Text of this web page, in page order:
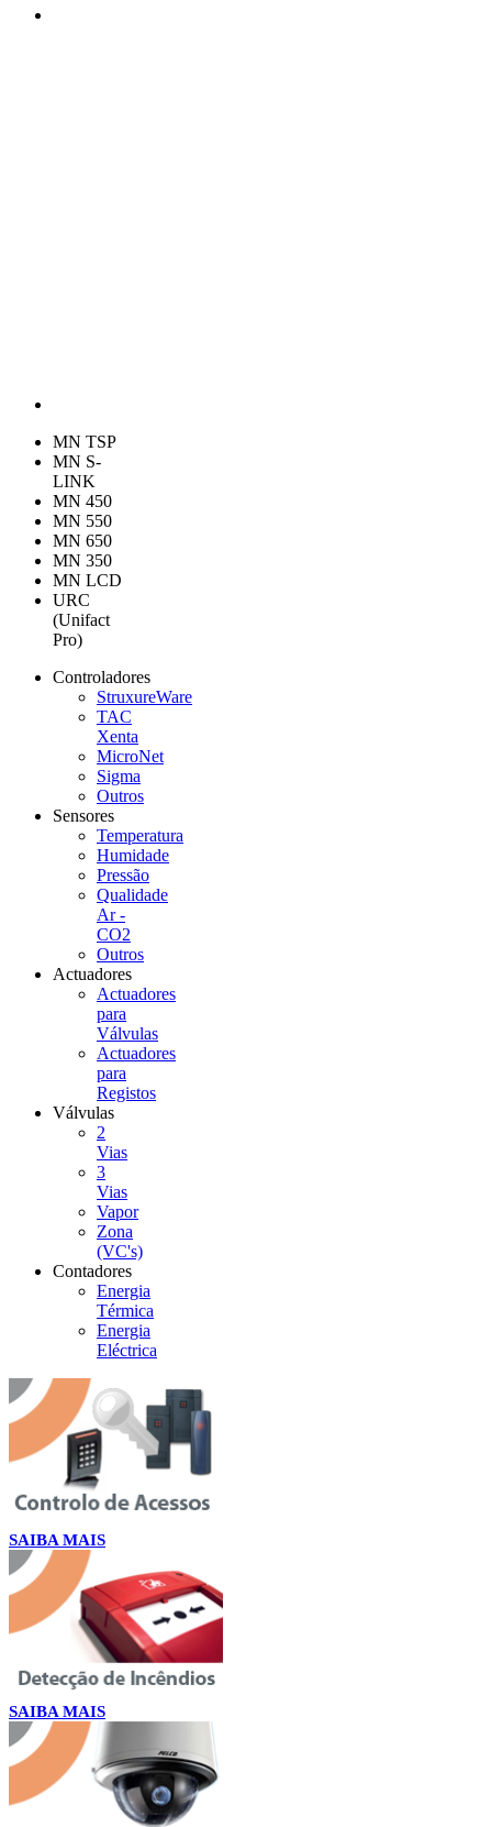
MN TSP
MN S-
LINK
MN 450
MN 550
MN 650
MN 350
MN LCD
URC
(Unifact
Pro)
Controladores
StruxureWare
TAC
Xenta
MicroNet
Sigma
Outros
Sensores
Temperatura
Humidade
Pressão
Qualidade
Ar -
CO2
Outros
Actuadores
Actuadores
para
Válvulas
Actuadores
para
Registos
Válvulas
2
Vias
3
Vias
Vapor
Zona
(VC's)
Contadores
Energia
Térmica
Energia
Eléctrica
SAIBA MAIS
SAIBA MAIS